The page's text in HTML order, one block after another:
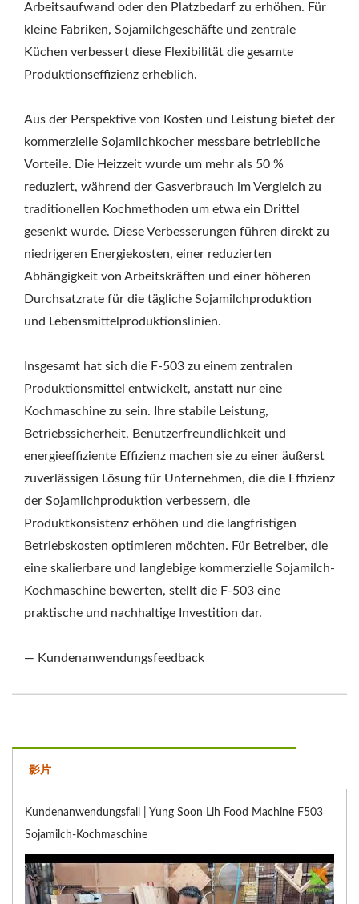
Arbeitsaufwand oder den Platzbedarf zu erhöhen. Für
kleine Fabriken, Sojamilchgeschäfte und zentrale
Küchen verbessert diese Flexibilität die gesamte
Produktionseffizienz erheblich.
Aus der Perspektive von Kosten und Leistung bietet der
kommerzielle Sojamilchkocher messbare betriebliche
Vorteile. Die Heizzeit wurde um mehr als 50 %
reduziert, während der Gasverbrauch im Vergleich zu
traditionellen Kochmethoden um etwa ein Drittel
gesenkt wurde. Diese Verbesserungen führen direkt zu
niedrigeren Energiekosten, einer reduzierten
Abhängigkeit von Arbeitskräften und einer höheren
Durchsatzrate für die tägliche Sojamilchproduktion
und Lebensmittelproduktionslinien.
Insgesamt hat sich die F-503 zu einem zentralen
Produktionsmittel entwickelt, anstatt nur eine
Kochmaschine zu sein. Ihre stabile Leistung,
Betriebssicherheit, Benutzerfreundlichkeit und
energieeffiziente Effizienz machen sie zu einer äußerst
zuverlässigen Lösung für Unternehmen, die die Effizienz
der Sojamilchproduktion verbessern, die
Produktkonsistenz erhöhen und die langfristigen
Betriebskosten optimieren möchten. Für Betreiber, die
eine skalierbare und langlebige kommerzielle Sojamilch-
Kochmaschine bewerten, stellt die F-503 eine
praktische und nachhaltige Investition dar.
— Kundenanwendungsfeedback
影片
Kundenanwendungsfall | Yung Soon Lih Food Machine F503
Sojamilch-Kochmaschine